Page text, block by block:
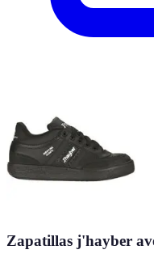
Zapatillas j'hayber